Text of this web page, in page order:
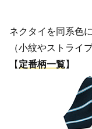
ネクタイを同系色
（小紋やストライ
【 定番柄一覧】